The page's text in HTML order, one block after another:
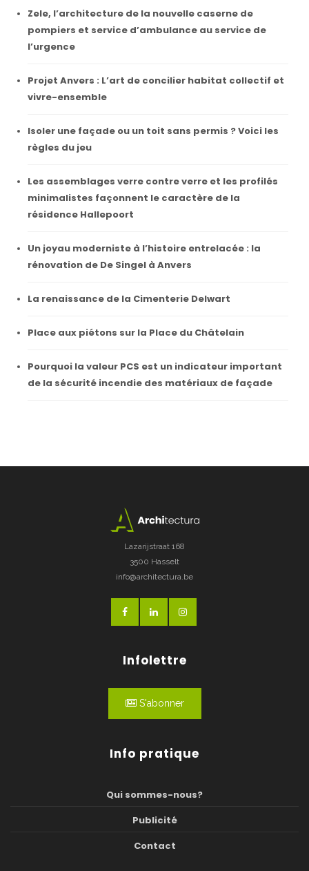
Zele, l’architecture de la nouvelle caserne de
pompiers et service d’ambulance au service de
l’urgence
Projet Anvers : L’art de concilier habitat collectif et
vivre-ensemble
Isoler une façade ou un toit sans permis ? Voici les
règles du jeu
Les assemblages verre contre verre et les profilés
minimalistes façonnent le caractère de la
résidence Hallepoort
Un joyau moderniste à l’histoire entrelacée : la
rénovation de De Singel à Anvers
La renaissance de la Cimenterie Delwart
Place aux piétons sur la Place du Châtelain
Pourquoi la valeur PCS est un indicateur important
de la sécurité incendie des matériaux de façade
Lazarijstraat 168
3500 Hasselt
info@architectura.be
Infolettre
S'abonner
Info pratique
Qui sommes-nous?
Publicité
Contact